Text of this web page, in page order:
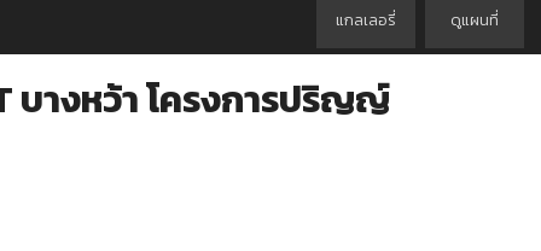
แกลเลอรี่ ดูแผนที่
บางหว้า โครงการปริญญ์